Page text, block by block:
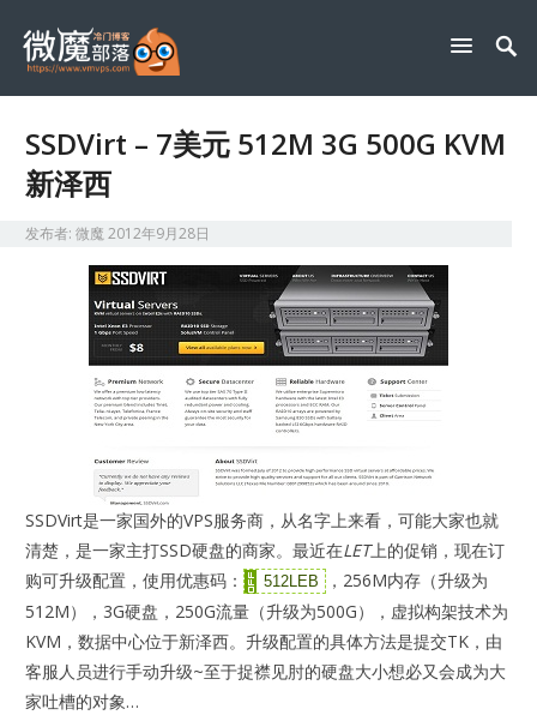
SSDVirt – 7美元 512M 3G 500G KVM
新泽西
发布者:微魔2012年9月28日
SSDVirt是一家国外的VPS服务商，从名字上来看，可能大家也就
清楚，是一家主打SSD硬盘的商家。最近在LET上的促销，现在订
购可升级配置，使用优惠码：
512LEB
，256M内存（升级为
512M），3G硬盘，250G流量（升级为500G），虚拟构架技术为
KVM，数据中心位于新泽西。升级配置的具体方法是提交TK，由
客服人员进行手动升级~至于捉襟见肘的硬盘大小想必又会成为大
家吐槽的对象…